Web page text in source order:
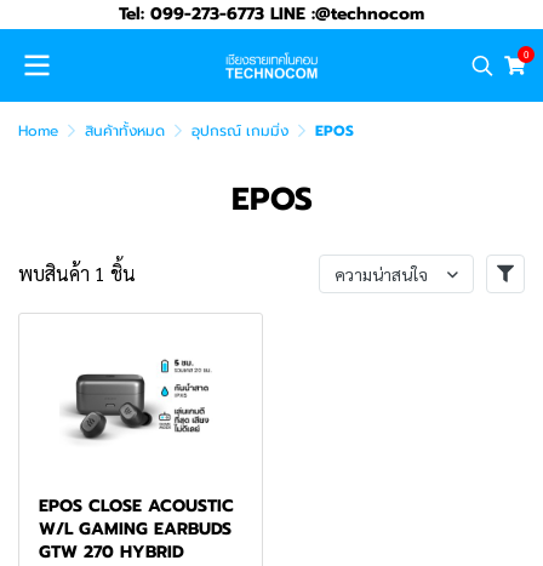
Tel: 099-273-6773 LINE :@technocom
0
Home สินค้าทั้งหมด อุปกรณ์ เกมมิ่ง EPOS
EPOS
พบสินค้า 1 ชิ้น ความน่าสนใจ
EPOS CLOSE ACOUSTIC
W/L GAMING EARBUDS
GTW 270 HYBRID